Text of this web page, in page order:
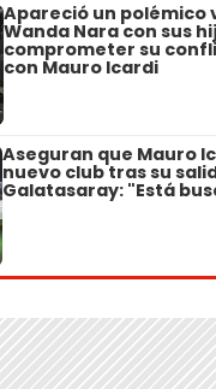
Apareció un polémico
Wanda Nara con sus
comprometer su
con Mauro Icardi
Aseguran que Mauro
nuevo club tras su
Galatasaray: "Está